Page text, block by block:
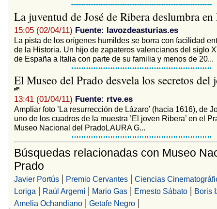
La juventud de José de Ribera deslumbra
15:05 (02/04/11) Fuente: lavozdeasturias.es
La pista de los orígenes humildes se borra con facilidad
de la Historia. Un hijo de zapateros valencianos del siglo
de España a Italia con parte de su familia y menos de 20...
El Museo del Prado desvela los secretos del
13:41 (01/04/11) Fuente: rtve.es
Ampliar foto ’La resurrección de Lázaro’ (hacia 1616), de
uno de los cuadros de la muestra ’El joven Ribera’ en el
Museo Nacional del PradoLAURA G...
Búsquedas relacionadas con Museo
Prado
Javier Portús| Premio Cervantes| Ciencias
Loriga | Raúl Argemí| Mario Gas| Ernesto Sábato| Boris
Amelia Ochandiano| Getafe Negro|